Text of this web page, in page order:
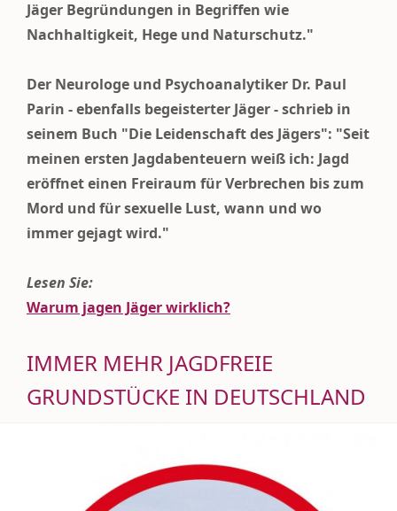
Jäger Begründungen in Begriffen wie
Nachhaltigkeit, Hege und Naturschutz."
Der Neurologe und Psychoanalytiker Dr. Paul
Parin - ebenfalls begeisterter Jäger - schrieb in
seinem Buch "Die Leidenschaft des Jägers": "Seit
meinen ersten Jagdabenteuern weiß ich: Jagd
eröffnet einen Freiraum für Verbrechen bis zum
Mord und für sexuelle Lust, wann und wo
immer gejagt wird."
Lesen Sie:
Warum jagen Jäger wirklich?
IMMER MEHR JAGDFREIE
GRUNDSTÜCKE IN DEUTSCHLAND